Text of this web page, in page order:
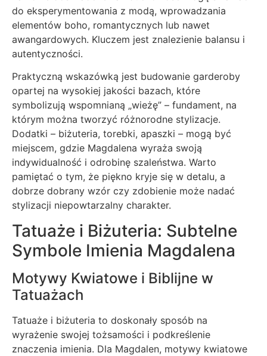
do eksperymentowania z modą, wprowadzania
elementów boho, romantycznych lub nawet
awangardowych. Kluczem jest znalezienie balansu i
autentyczności.
Praktyczną wskazówką jest budowanie garderoby
opartej na wysokiej jakości bazach, które
symbolizują wspomnianą „wieżę” – fundament, na
którym można tworzyć różnorodne stylizacje.
Dodatki – biżuteria, torebki, apaszki – mogą być
miejscem, gdzie Magdalena wyraża swoją
indywidualność i odrobinę szaleństwa. Warto
pamiętać o tym, że piękno kryje się w detalu, a
dobrze dobrany wzór czy zdobienie może nadać
stylizacji niepowtarzalny charakter.
Tatuaże i Biżuteria: Subtelne
Symbole Imienia Magdalena
Motywy Kwiatowe i Biblijne w
Tatuażach
Tatuaże i biżuteria to doskonały sposób na
wyrażenie swojej tożsamości i podkreślenie
znaczenia imienia. Dla Magdalen, motywy kwiatowe